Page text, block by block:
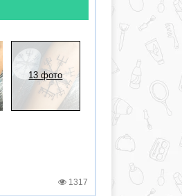
13 фото
1317